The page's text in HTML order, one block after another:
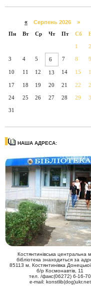
« Серпень 2026 »
Пн
Вт Ср Чт Пт Сб
1 2
3 4 5 6 7 8 9
10 11 12 13 14 15
17 18 19 20 21 22
24 25 26 27 28 29
31
НАША АДРЕСА:
Костянтинівська центральна
бібліотека знаходиться за
85113 м. Костянтинівка
б/р Космонавтів, 11
тел. /факс(06272) 6-16-70
e-mail: konstlib(dog)ukr.net